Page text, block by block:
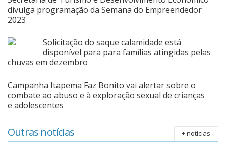
divulga programação da Semana do Empreendedor
2023
Solicitação do saque calamidade está
disponível para para famílias atingidas pelas
chuvas em dezembro
Campanha Itapema Faz Bonito vai alertar sobre o
combate ao abuso e à exploração sexual de crianças
e adolescentes
Outras notícias + notícias